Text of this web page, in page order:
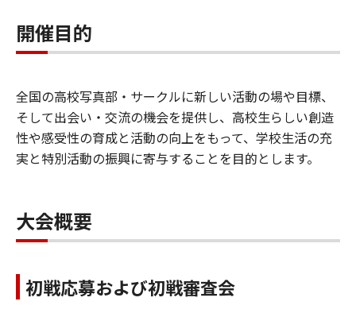
開催目的
全国の⾼校写真部・サークルに新しい活動の場や⽬標、
そして出会い・交流の機会を提供し、⾼校⽣らしい創造
性や感受性の育成と活動の向上をもって、学校⽣活の充
実と特別活動の振興に寄与することを⽬的とします。
大会概要
初戦応募および初戦審査会